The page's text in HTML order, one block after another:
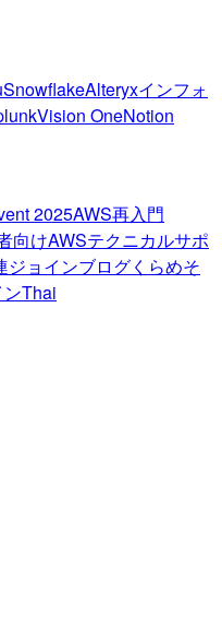
SnowflakeAlteryxインフォ
Vision OneNotion
2025AWS再入門
向けAWSテクニカルサポ
ジョインブログくらめそ
Thai